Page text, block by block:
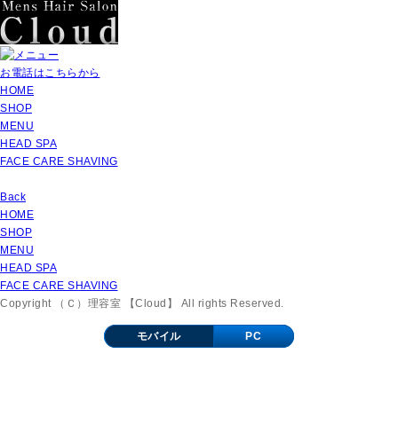
お電話はこちらから
HOME
SHOP
MENU
HEAD SPA
FACE CARE SHAVING
Back
HOME
SHOP
MENU
HEAD SPA
FACE CARE SHAVING
Copyright （Ｃ）理容室 【Cloud】 All rights Reserved.
モバイル PC